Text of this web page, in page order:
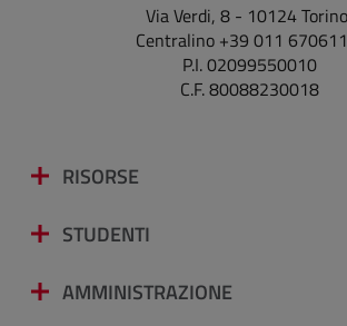
Via Verdi, 8 - 10124 Torino
Centralino +39 011
P.I. 02099550010
C.F. 80088230018
RISORSE
STUDENTI
AMMINISTRAZIONE